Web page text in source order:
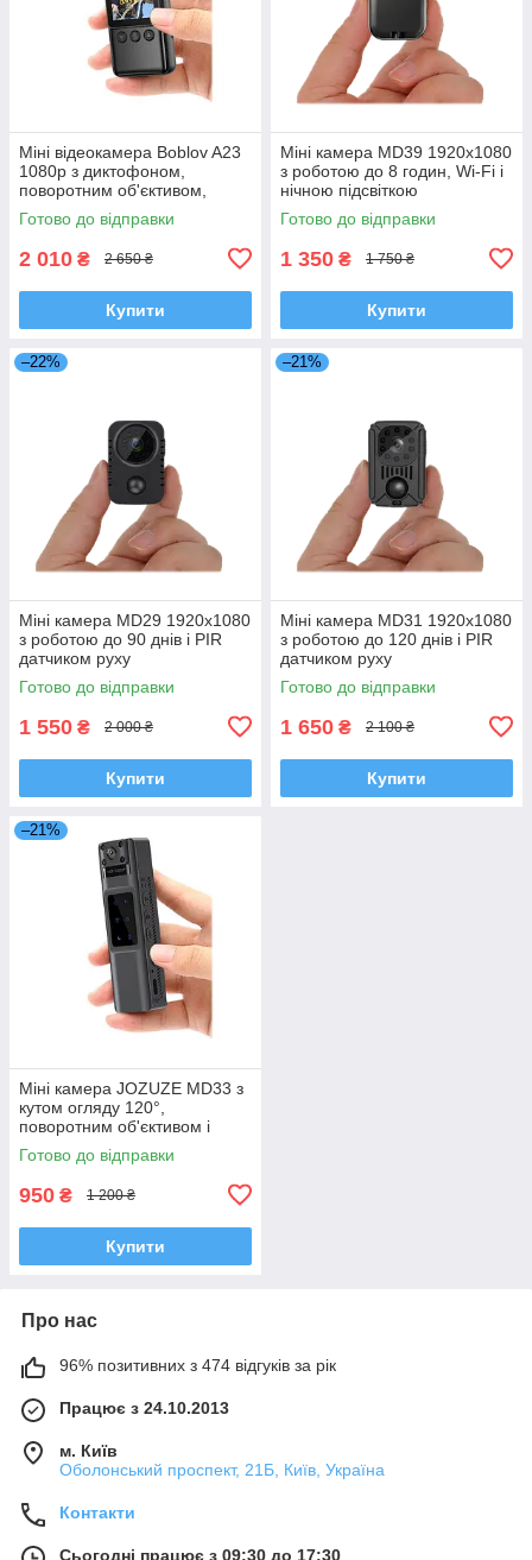
Міні відеокамера Boblov A23
1080p з диктофоном,
поворотним об'єктивом,
дисплеєм, кутом огляду 120°
Готово до відправки
2 010 ₴ 2 650 ₴
Купити
Міні камера MD39 1920x1080
з роботою до 8 годин, Wi-Fi і
нічною підсвіткою
Готово до відправки
1 350 ₴ 1 750 ₴
Купити
–22%
Міні камера MD29 1920x1080
з роботою до 90 днів і PIR
датчиком руху
Готово до відправки
1 550 ₴ 2 000 ₴
Купити
–21%
Міні камера MD31 1920x1080
з роботою до 120 днів і PIR
датчиком руху
Готово до відправки
1 650 ₴ 2 100 ₴
Купити
–21%
Міні камера JOZUZE MD33 з
кутом огляду 120°,
поворотним об'єктивом і
автономною роботою до 5
годин
Готово до відправки
950 ₴ 1 200 ₴
Купити
Про нас
96% позитивних з 474 відгуків за рік
Працює з 24.10.2013
м. Київ
Оболонський проспект, 21Б, Київ, Україна
Контакти
Сьогодні працює з 09:30 до 17:30